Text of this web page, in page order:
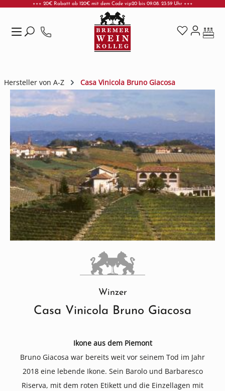
+++ 20€ Rabatt ab 120€ mit dem Code vip20 bis 09.08. 23:59 Uhr +++
Hersteller von A-Z Casa Vinicola Bruno Giacosa
Winzer
Casa Vinicola Bruno Giacosa
Ikone aus dem Piemont
Bruno Giacosa war bereits weit vor seinem Tod im Jahr
2018 eine lebende Ikone. Sein Barolo und Barbaresco
Riserva, mit dem roten Etikett und die Einzellagen mit